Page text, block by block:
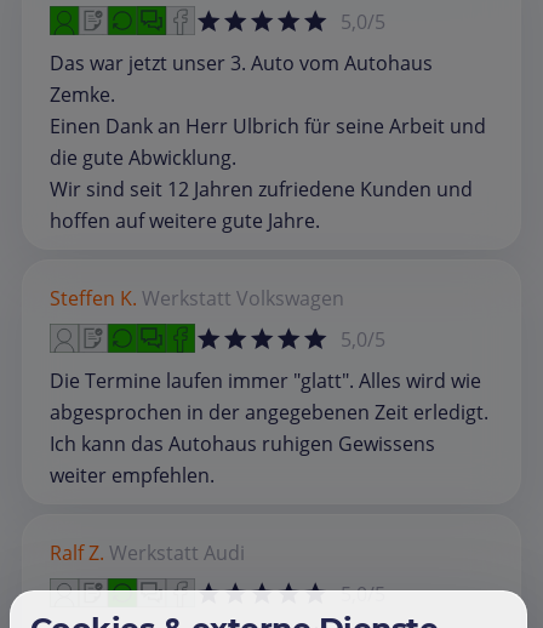
5,0/5
Das war jetzt unser 3. Auto vom Autohaus
Zemke.
Einen Dank an Herr Ulbrich für seine Arbeit und
die gute Abwicklung.
Wir sind seit 12 Jahren zufriedene Kunden und
hoffen auf weitere gute Jahre.
Steffen K. Werkstatt Volkswagen
5,0/5
Die Termine laufen immer "glatt". Alles wird wie
abgesprochen in der angegebenen Zeit erledigt.
Ich kann das Autohaus ruhigen Gewissens
weiter empfehlen.
Ralf Z. Werkstatt Audi
5,0/5